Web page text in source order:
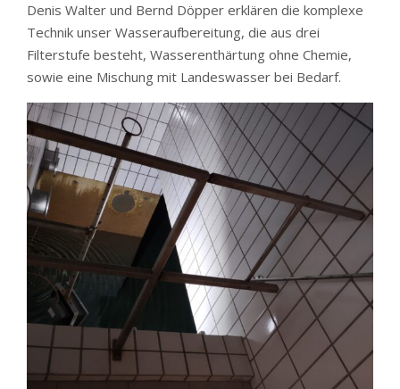
Denis Walter und Bernd Döpper erklären die komplexe
Technik unser Wasseraufbereitung, die aus drei
Filterstufe besteht, Wasserenthärtung ohne Chemie,
sowie eine Mischung mit Landeswasser bei Bedarf.